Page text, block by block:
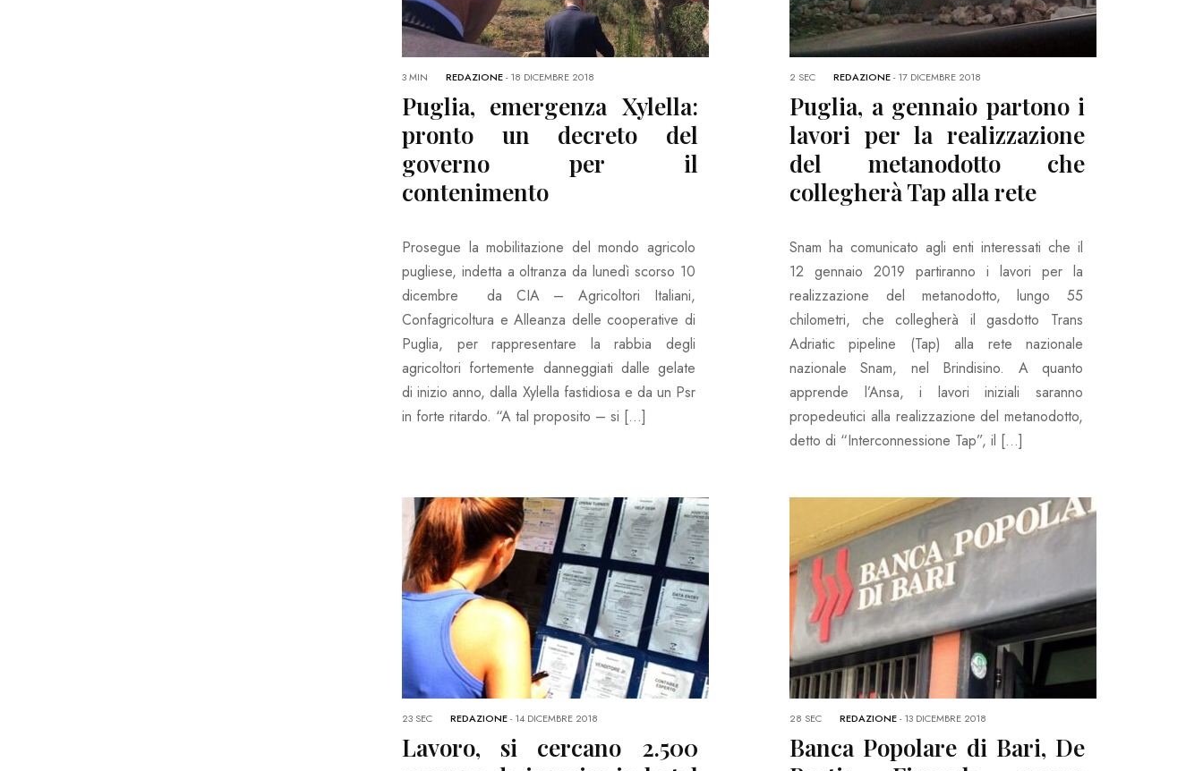
REDAZIONE-18 DICEMBRE 2018
3 MIN
Puglia, emergenza Xylella:
pronto un decreto del
governo per il
contenimento
Prosegue la mobilitazione del mondo agricolo
pugliese, indetta a oltranza da lunedì scorso 10
dicembre da CIA – Agricoltori Italiani,
Confagricoltura e Alleanza delle cooperative di
Puglia, per rappresentare la rabbia degli
agricoltori fortemente danneggiati dalle gelate
di inizio anno, dalla Xylella fastidiosa e da un Psr
in forte ritardo. “A tal proposito – si […]
REDAZIONE-17 DICEMBRE 2018
2 SEC
Puglia, a gennaio partono i
lavori per la realizzazione
del metanodotto che
collegherà Tap alla rete
Snam ha comunicato agli enti interessati che il
12 gennaio 2019 partiranno i lavori per la
realizzazione del metanodotto, lungo 55
chilometri, che collegherà il gasdotto Trans
Adriatic pipeline (Tap) alla rete nazionale
nazionale Snam, nel Brindisino. A quanto
apprende l’Ansa, i lavori iniziali saranno
propedeutici alla realizzazione del metanodotto,
detto di “Interconnessione Tap”, il […]
REDAZIONE-14 DICEMBRE 2018
23 SEC
Lavoro, si cercano 2.500
REDAZIONE-13 DICEMBRE 2018
28 SEC
Banca Popolare di Bari, De